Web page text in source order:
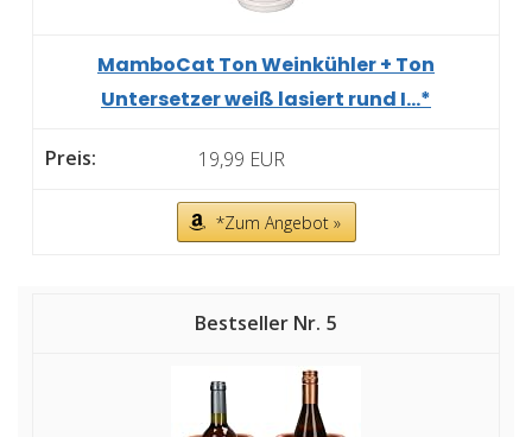
MamboCat Ton Weinkühler + Ton
Untersetzer weiß lasiert rund I...*
19,99 EUR
*Zum Angebot »
5